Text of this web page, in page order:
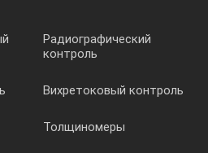
Радиографический
контроль
Вихретоковый контроль
Толщиномеры